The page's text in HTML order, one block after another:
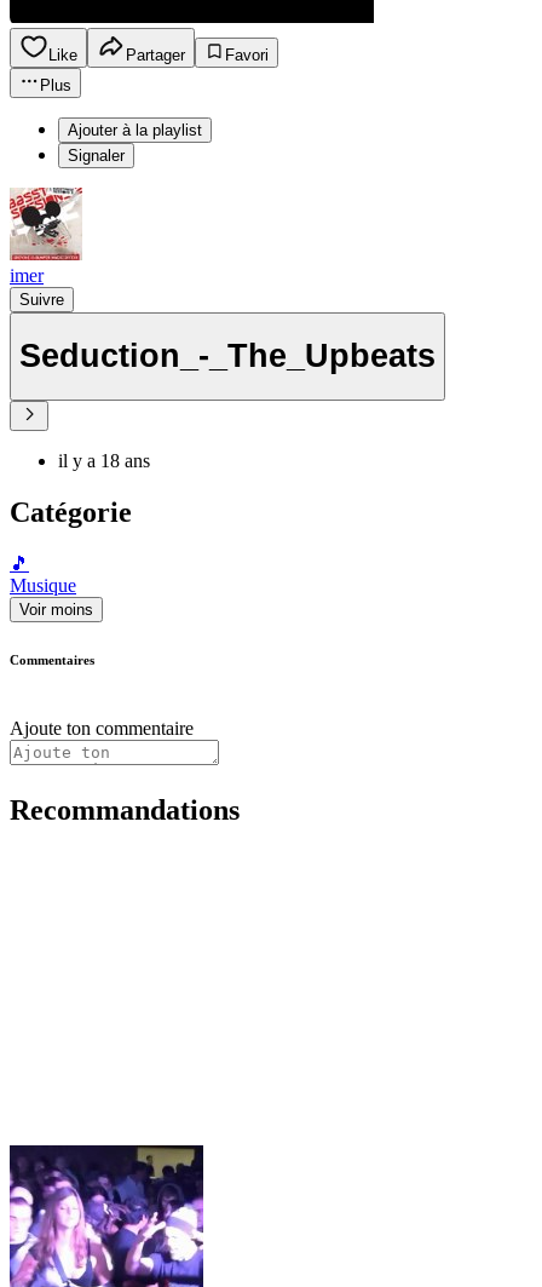
Like Partager
Favori
Plus
Ajouter à la playlist
Signaler
imer
Suivre
Seduction_-_The_Upbeats
il y a 18 ans
Catégorie
🎵
Musique
Voir moins
Commentaires
Ajoute ton commentaire
Recommandations